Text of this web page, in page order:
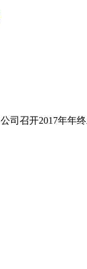
公司召开2017年年